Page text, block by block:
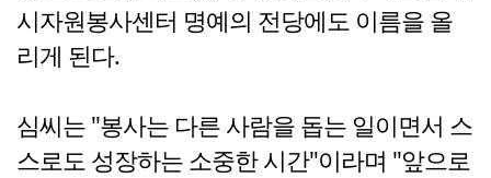
시자원봉사센터 명예의 전당에도 이름을 올
리게 된다.
심씨는 "봉사는 다른 사람을 돕는 일이면서 스
스로도 성장하는 소중한 시간"이라며 "앞으로